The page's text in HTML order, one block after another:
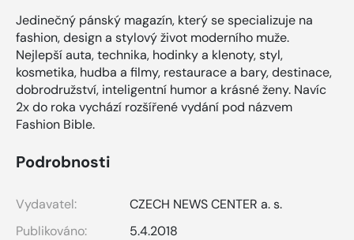
Jedinečný pánský magazín, který se specializuje na
fashion, design a stylový život moderního muže.
Nejlepší auta, technika, hodinky a klenoty, styl,
kosmetika, hudba a filmy, restaurace a bary, destinace,
dobrodružství, inteligentní humor a krásné ženy. Navíc
2x do roka vychází rozšířené vydání pod názvem
Fashion Bible.
Podrobnosti
Vydavatel:
CZECH NEWS CENTER a. s.
Publikováno:
5.4.2018